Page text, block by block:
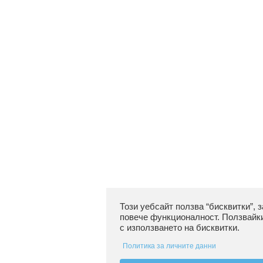
Този уебсайт ползва “бисквитки”,
повече функционалност.
с използването на бисквитки.
Политика за личните данни